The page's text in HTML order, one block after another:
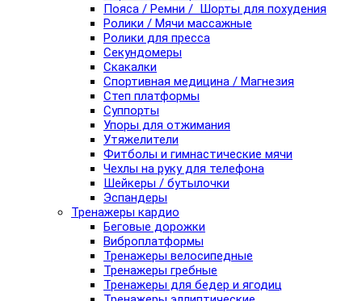
Пояса / Ремни / Шорты для похудения
Ролики / Мячи массажные
Ролики для пресса
Секундомеры
Скакалки
Спортивная медицина / Магнезия
Степ платформы
Суппорты
Упоры для отжимания
Утяжелители
Фитболы и гимнастические мячи
Чехлы на руку для телефона
Шейкеры / бутылочки
Эспандеры
Тренажеры кардио
Беговые дорожки
Виброплатформы
Тренажеры велосипедные
Тренажеры гребные
Тренажеры для бедер и ягодиц